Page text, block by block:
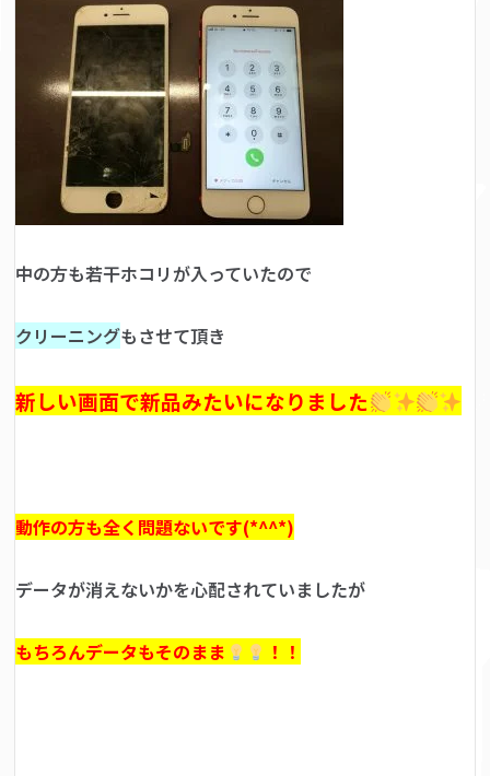
中の方も若干ホコリが入っていたので
クリーニングもさせて頂き
新しい画面で新品みたいになりました
動作の方も全く問題ないです(*^^*)
データが消えないかを心配されていましたが
もちろんデータもそのまま ！！